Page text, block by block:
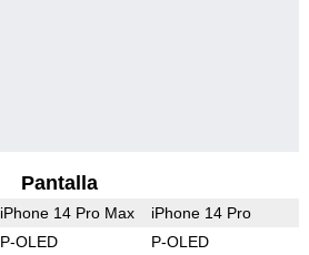
Pantalla
iPhone 14 Pro Max iPhone 14 Pro
P-OLED P-OLED